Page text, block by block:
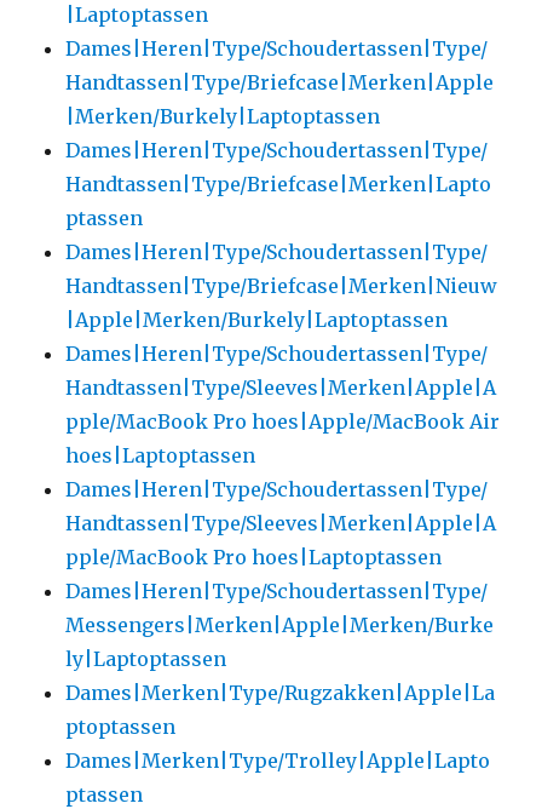
|Laptoptassen
Dames|Heren|Type/Schoudertassen|Type/
Handtassen|Type/Briefcase|Merken|Apple
|Merken/Burkely|Laptoptassen
Dames|Heren|Type/Schoudertassen|Type/
Handtassen|Type/Briefcase|Merken|Lapto
ptassen
Dames|Heren|Type/Schoudertassen|Type/
Handtassen|Type/Briefcase|Merken|Nieuw
|Apple|Merken/Burkely|Laptoptassen
Dames|Heren|Type/Schoudertassen|Type/
Handtassen|Type/Sleeves|Merken|Apple|A
pple/MacBook Pro hoes|Apple/MacBook Air
hoes|Laptoptassen
Dames|Heren|Type/Schoudertassen|Type/
Handtassen|Type/Sleeves|Merken|Apple|A
pple/MacBook Pro hoes|Laptoptassen
Dames|Heren|Type/Schoudertassen|Type/
Messengers|Merken|Apple|Merken/Burke
ly|Laptoptassen
Dames|Merken|Type/Rugzakken|Apple|La
ptoptassen
Dames|Merken|Type/Trolley|Apple|Lapto
ptassen